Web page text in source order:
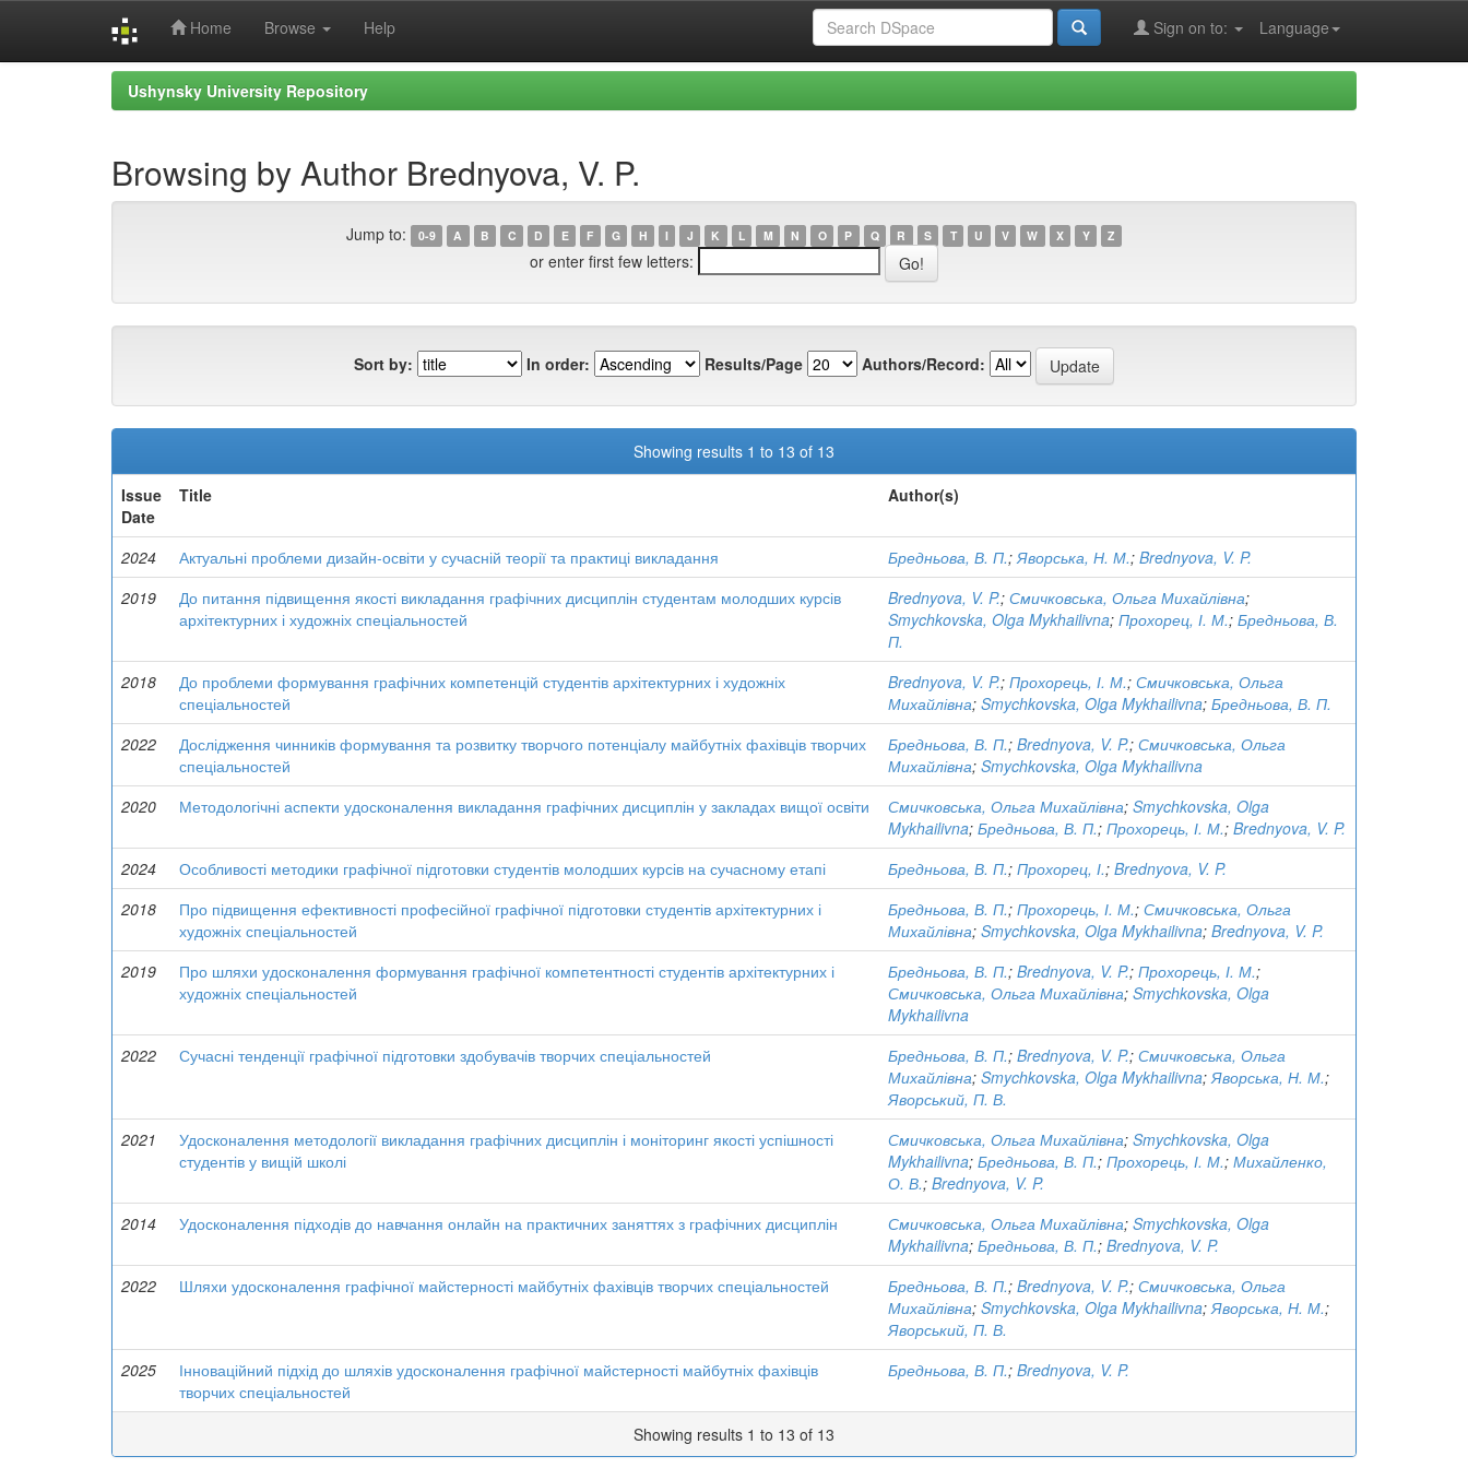
Home Browse Help Language
Sign on to:
Ushynsky University Repository
Browsing by Author Brednyova, V. P.
Jump to: 0-9 A B C D E F G H I J K L M N O P Q R S T U V W X Y Z
or enter first few letters:
Sort by: In order: Results/Page Authors/Record:
Showing results 1 to 13 of 13
Issue
Date
Title Author(s)
2024 Актуальні проблеми дизайн-освіти у сучасній теорії та практиці викладання Бредньова, В. П.;Яворська, Н. М.; Brednyova, V. P.
2019
До питання підвищення якості викладання графічних дисциплін студентам молодших курсів
архітектурних і художніх спеціальностей
Brednyova, V. P.; Смичковська, Ольга Михайлівна;
Smychkovska, Olga Mykhailivna; Прохорец, І. М.; Бредньова, В.
П.
2018
До проблеми формування графічних компетенцій студентів архітектурних і художніх
спеціальностей
Brednyova, V. P.; Прохорець, І. М.; Смичковська, Ольга
Михайлівна; Smychkovska, Olga Mykhailivna; Бредньова, В. П.
2022
Дослідження чинників формування та розвитку творчого потенціалу майбутніх фахівців творчих
спеціальностей
Бредньова, В. П.; Brednyova, V. P.; Смичковська, Ольга
Михайлівна; Smychkovska, Olga Mykhailivna
2020
Методологічні аспекти удосконалення викладання графічних дисциплін у закладах вищої освіти Смичковська, Ольга Михайлівна; Smychkovska, Olga
Mykhailivna; Бредньова, В. П.; Прохорець, І. М.; Brednyova, V. P.
2024
Особливості методики графічної підготовки студентів молодших курсів на сучасному етапі Бредньова, В. П.; Прохорец, І.; Brednyova, V. P.
2018
Про підвищення ефективності професійної графічної підготовки студентів архітектурних і
художніх спеціальностей
Бредньова, В. П.; Прохорець, І. М.; Смичковська, Ольга
Михайлівна; Smychkovska, Olga Mykhailivna; Brednyova, V. P.
2019
Про шляхи удосконалення формування графічної компетентності студентів архітектурних і
художніх спеціальностей
Бредньова, В. П.; Brednyova, V. P.; Прохорець, І. М.;
Смичковська, Ольга Михайлівна; Smychkovska, Olga
Mykhailivna
2022
Сучасні тенденції графічної підготовки здобувачів творчих спеціальностей Бредньова, В. П.; Brednyova, V. P.; Смичковська, Ольга
Михайлівна; Smychkovska, Olga Mykhailivna;Яворська, Н. М.;
Яворський, П. В.
2021
Удосконалення методології викладання графічних дисциплін і моніторинг якості успішності
студентів у вищій школі
Смичковська, Ольга Михайлівна; Smychkovska, Olga
Mykhailivna; Бредньова, В. П.; Прохорець, І. М.; Михайленко,
О. В.; Brednyova, V. P.
2014
Удосконалення підходів до навчання онлайн на практичних заняттях з графічних дисциплін Смичковська, Ольга Михайлівна; Smychkovska, Olga
Mykhailivna; Бредньова, В. П.; Brednyova, V. P.
2022
Шляхи удосконалення графічної майстерності майбутніх фахівців творчих спеціальностей Бредньова, В. П.; Brednyova, V. P.; Смичковська, Ольга
Михайлівна; Smychkovska, Olga Mykhailivna;Яворська, Н. М.;
Яворський, П. В.
2025
Інноваційний підхід до шляхів удосконалення графічної майстерності майбутніх фахівців
творчих спеціальностей
Бредньова, В. П.; Brednyova, V. P.
Showing results 1 to 13 of 13